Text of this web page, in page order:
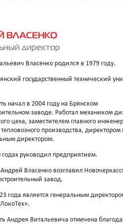
ВЛАСЕНКО
директор
Власенко родился в 1979 году.
государственный технический
начал в 2004 году на Брянском
заводе. Работал механиком
цеха, заместителем главного
производства, директором
директором.
годах руководил предприятием.
Власенко возглавил
завод.
года является генеральным
Андрея Витальевича отмечена